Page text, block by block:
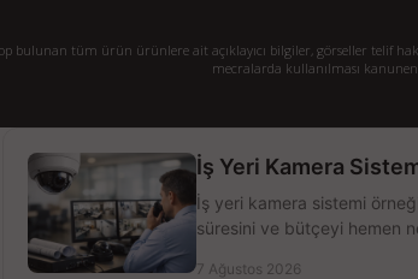
bulunan tüm ürün ürünlere ait açıklayıcı bilgiler, görseller telif
mecralarda kullanılması
İş Yeri Kamera
İş yeri kamera sistemi
süresini ve bütçeyi hemen
7 Ağustos 2026